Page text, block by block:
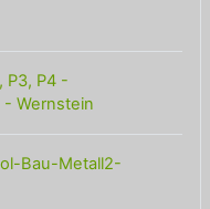
P3, P4 -
- Wernstein
Bau-Metall2-